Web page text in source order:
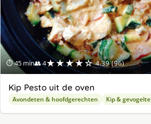
⏱ 45 min👥 4★★★★☆ 4.39 (96)
Kip Pesto uit de oven
Avondeten & hoofdgerechten Kip & gevogelte